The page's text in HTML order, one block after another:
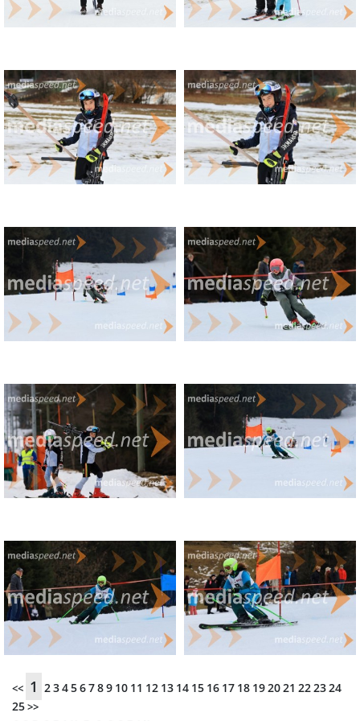
U07 dečki
(28) Jan Jelen (SK Črna) – +4.35
(31) Mark Trost (Mežica) – +5.17
(26) Liam Škorjanc (Velika planina) – +9.93
(29) Nace Mlakar (Fužinar Ravne) – +14.80
(27) David Lakić (Fužinar Ravne) – +68.15
(30) Matevž Pavše (Fužinar Ravne) – DNS
(32) Adrian Paradiž (SŠK) – DNS
U08 deklice
(35) Maša Pisnik (Vuzenica) – 0:45.91
(47) Mina Vute (Fužinar Ravne) – +2.91
(40) Iza Helbl (Vuzenica) – +8.77
(39) Kim Remše (Velika planina) – +9.72
(38) Anika Ivartnik (Fužinar Ravne) – +9.87
(44) Khloe Kolar (Fužinar Ravne) – +13.49
<< 1 23456789 10 11 12 13 14 15 16 17 18 192021 222324
25>>